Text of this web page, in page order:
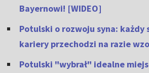
Bayernowi! [WIDEO]
Potulski o rozwoju syna: każdy
kariery przechodzi na razie
Potulski "wybrał" idealne